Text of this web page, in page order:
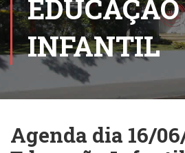
EDUCAÇÃO
INFANTIL
Agenda dia 16/